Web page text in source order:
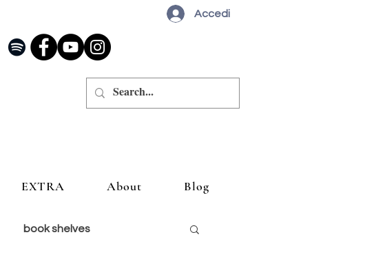
Accedi
EXTRA About Blog
book shelves